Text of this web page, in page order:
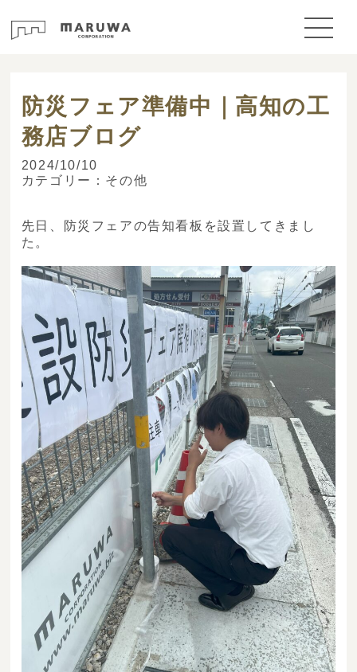
防災フェア準備中｜高知の工
務店ブログ
2024/10/10
カテゴリー： その他
先日、防災フェアの告知看板を設置してきまし
た。